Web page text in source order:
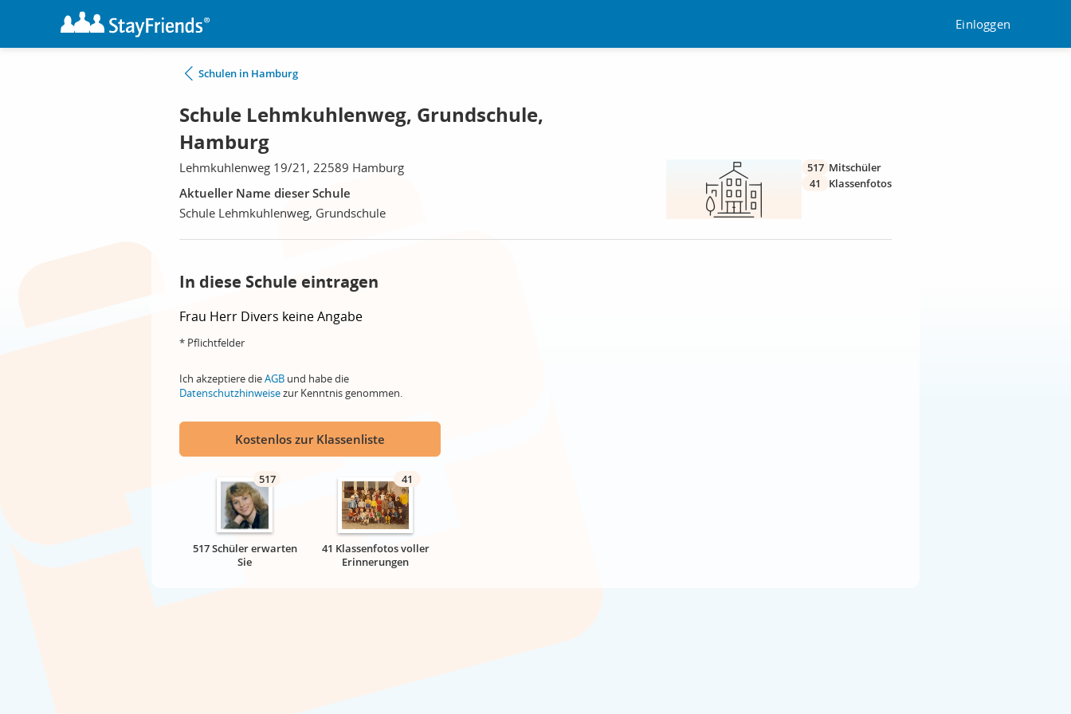
Einloggen
Schulen in Hamburg
Schule Lehmkuhlenweg, Grundschule,
Hamburg
Lehmkuhlenweg 19/21, 22589 Hamburg
Aktueller Name dieser Schule
Schule Lehmkuhlenweg, Grundschule
517 Mitschüler
41
Klassenfotos
In diese Schule eintragen
Frau Herr Divers keine Angabe
* Pflichtfelder
Ich akzeptiere dieAGB und habe die
Datenschutzhinweisezur Kenntnis genommen.
Kostenlos zur Klassenliste
517
517 Schüler erwarten
Sie
41
41 Klassenfotos voller
Erinnerungen